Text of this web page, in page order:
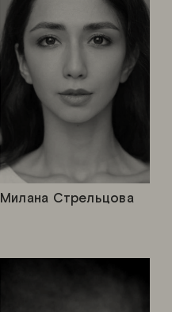
Милана Стрельцова